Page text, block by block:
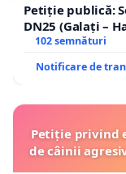
Petiție publică:
DN25 (Galați –
traseului în
102 semnături
Notificare de
Petiție privind
de câinii